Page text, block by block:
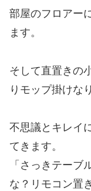
部屋のフロアー
ます。
そして直置きの
りモップ掛けな
不思議とキレイ
てきます。
「さっきテーブ
な？リモコン置